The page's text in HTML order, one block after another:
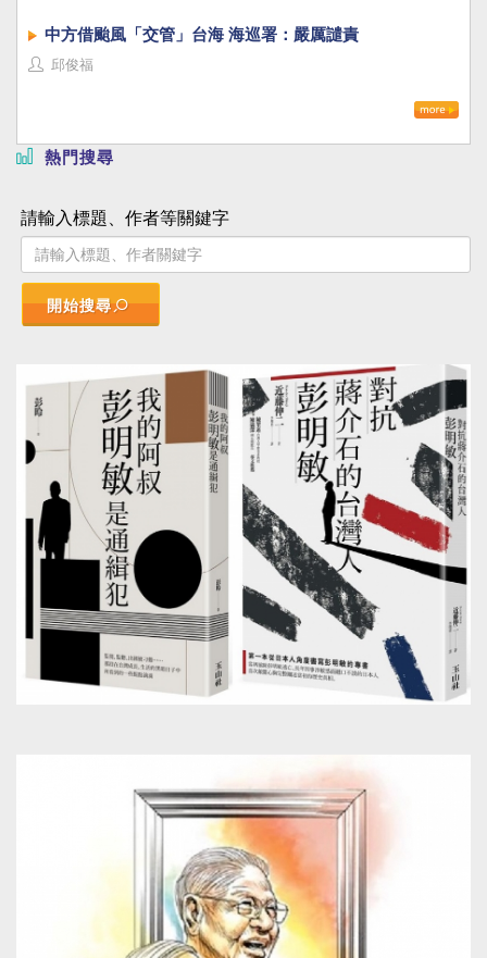
中方借颱風「交管」台海 海巡署：嚴厲譴責
邱俊福
熱門搜尋
請輸入標題、作者等關鍵字
開始搜尋